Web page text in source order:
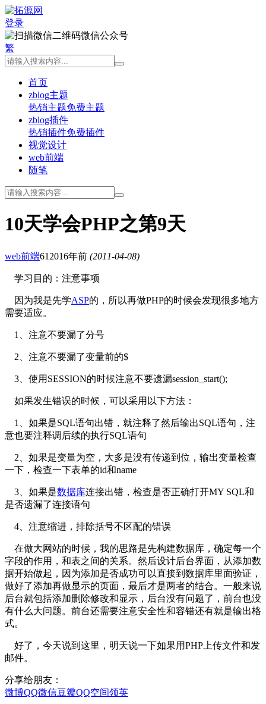
登录
微信公众号
繁
首页
zblog主题
热销主题免费主题
zblog插件
热销插件免费插件
视觉设计
web前端
随笔
10天学会PHP之第9天
web前端612016年前 (2011-04-08)
学习目的：注意事项
因为我是先学ASP的，所以再做PHP的时候会发现很多地方
需要适应。
1、注意不要漏了分号
2、注意不要漏了变量前的$
3、使用SESSION的时候注意不要遗漏session_start();
如果发生错误的时候，可以采用以下方法：
1、如果是SQL语句出错，就注释了然后输出SQL语句，注
意也要注释调后续的执行SQL语句
2、如果是变量为空，大多是没有传递到位，输出变量检查
一下，检查一下表单的id和name
3、如果是数据库连接出错，检查是否正确打开MY SQL和
是否遗漏了连接语句
4、注意缩进，排除括号不区配的错误
在做大网站的时候，我的思路是先构建数据库，确定每一个
字段的作用，和表之间的关系。然后设计后台界面，从添加数
据开始做起，因为添加是否成功可以直接到数据库里面验证，
做好了添加再做显示的页面，最后才是两者的结合。一般来说
后台就包括添加删除修改和显示，后台没有问题了，前台也没
有什么大问题。前台还需要注意安全性和容错还有就是输出格
式。
好了，今天说到这里，明天说一下如果用PHP上传文件和发
邮件。
分享给朋友：
微博QQ微信豆瓣QQ空间领英